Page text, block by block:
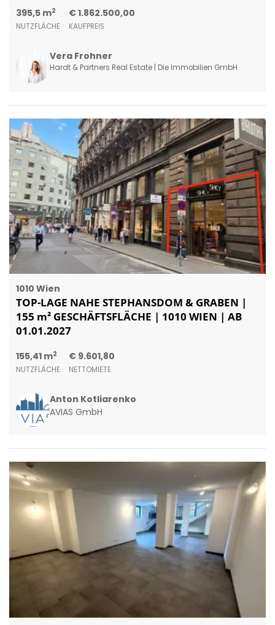
395,5 m2
NUTZFLÄCHE
€ 1.862.500,00
KAUFPREIS
Vera Frohner
Hardt & Partners Real Estate | Die Immobilien GmbH
1010 Wien
TOP-LAGE NAHE STEPHANSDOM & GRABEN |
155 m² GESCHÄFTSFLÄCHE | 1010 WIEN | AB
01.01.2027
155,41 m2
NUTZFLÄCHE
€ 9.601,80
NETTOMIETE
Anton Kotliarenko
AVIAS GmbH